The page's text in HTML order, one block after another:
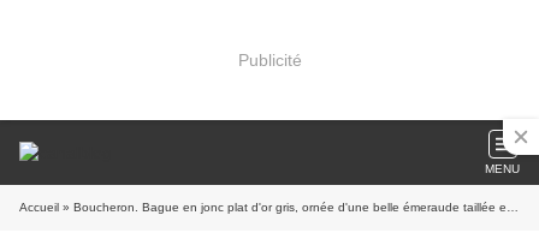
Publicité
MENU
Accueil » Boucheron. Bague en jonc plat d'or gris, ornée d'une belle émeraude taillée en cœur pesant 8,52 cts